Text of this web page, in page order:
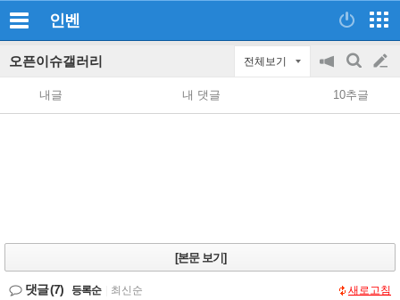
인벤
오픈이슈갤러리 전체보기
공
지
on/off
검
색
글
쓰
내글 내 댓글 10추글
[본문 보기]
댓글(7) 등록순 최신순 새로고침